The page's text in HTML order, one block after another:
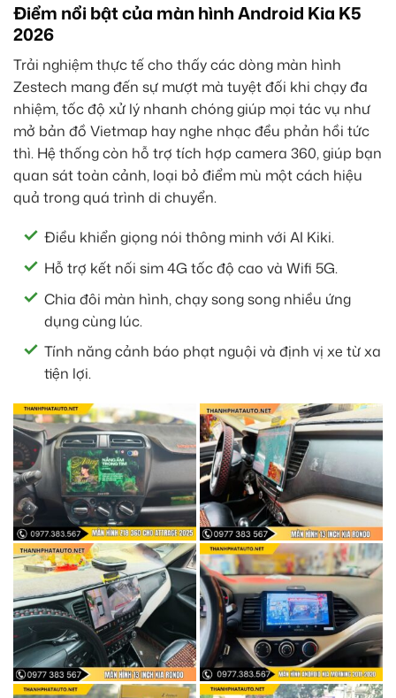
Điểm nổi bật của màn hình Android Kia K5
2026
Trải nghiệm thực tế cho thấy các dòng màn hình
Zestech mang đến sự mượt mà tuyệt đối khi chạy đa
nhiệm, tốc độ xử lý nhanh chóng giúp mọi tác vụ như
mở bản đồ Vietmap hay nghe nhạc đều phản hồi tức
thì. Hệ thống còn hỗ trợ tích hợp camera 360, giúp bạn
quan sát toàn cảnh, loại bỏ điểm mù một cách hiệu
quả trong quá trình di chuyển.
Điều khiển giọng nói thông minh với AI Kiki.
Hỗ trợ kết nối sim 4G tốc độ cao và Wifi 5G.
Chia đôi màn hình, chạy song song nhiều ứng
dụng cùng lúc.
Tính năng cảnh báo phạt nguội và định vị xe từ xa
tiện lợi.